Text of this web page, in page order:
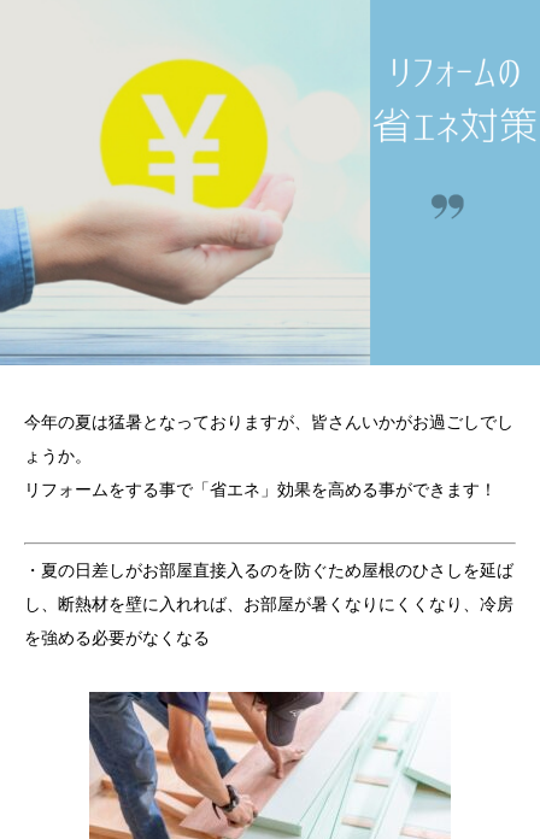
今年の夏は猛暑となっておりますが、皆さんいかがお過ごしでし
ょうか。
リフォームをする事で「省エネ」効果を高める事ができます！
・夏の日差しがお部屋直接入るのを防ぐため屋根のひさしを延ば
し、断熱材を壁に入れれば、お部屋が暑くなりにくくなり、冷房
を強める必要がなくなる